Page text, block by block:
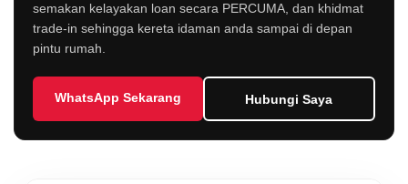
semakan kelayakan loan secara PERCUMA, dan khidmat
trade-in sehingga kereta idaman anda sampai di depan
pintu rumah.
WhatsApp Sekarang Hubungi Saya